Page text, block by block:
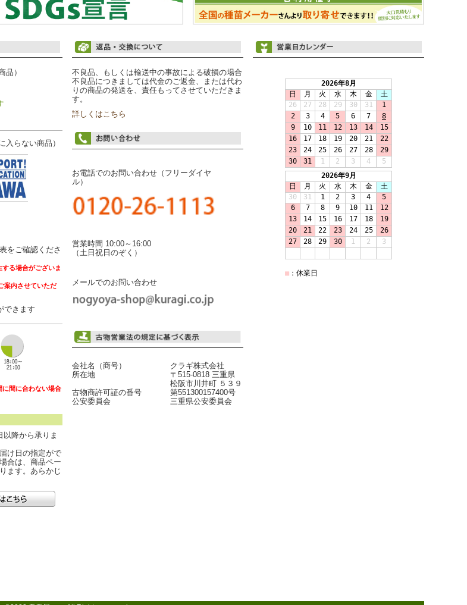
ップ
へ
品）
入らない商品）
をご確認くださ
る場合がございま
案内させていただ
できます
に間に合わない場合
以降から承りま
け日の指定がで
合は、商品ペー
ます。あらかじ
不良品、もしくは輸送中の事故による破損の場合
不良品につきましては代金のご返金、または代わ
りの商品の発送を、責任もってさせていただきま
す。
詳しくはこちら
お電話でのお問い合わせ（フリーダイヤ
ル）
営業時間 10:00～16:00
（土日祝日のぞく）
メールでのお問い合わせ
会社名（商号）
クラギ株式会社
所在地
〒515-0818 三重県
松阪市川井町 ５３９
古物商許可証の番号
第551300157400号
公安委員会
三重県公安委員会